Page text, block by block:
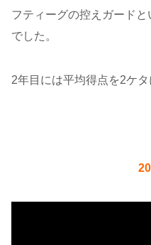
フティーグの控えガード
でした。
2年目には平均得点を2ケタ